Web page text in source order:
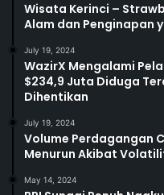
Wisata Kerinci –
Alam dan Penginapan
July 19, 2024
WazirX Mengalami
$234,9 Juta Diduga
Dihentikan
July 19, 2024
Volume Perdagangan
Menurun Akibat
May 14, 2024